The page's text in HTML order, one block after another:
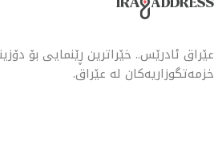
عێراق ئادرێس.. خێراترین ڕێنمایی بۆ
خزمەتگوزاریەکان لە عێراق.